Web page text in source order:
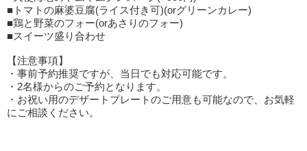
■トマトの麻婆豆腐(ライス付き可)(orグリーンカレー)
■鶏と野菜のフォー(orあさりのフォー)
■スイーツ盛り合わせ
【注意事項】
・事前予約推奨ですが、当日でも対応可能です。
・2名様からのご予約となります。
・お祝い用のデザートプレートのご用意も可能なので、お気軽
にご相談ください。